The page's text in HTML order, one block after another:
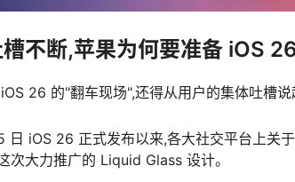
不断,苹果为何要准备 iOS
26 的"翻车现场",还得从用户的集体吐槽说
日 iOS 26 正式发布以来,各大社交平台上关
次大力推广的 Liquid Glass 设计。